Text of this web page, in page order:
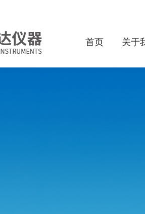
首页 关于